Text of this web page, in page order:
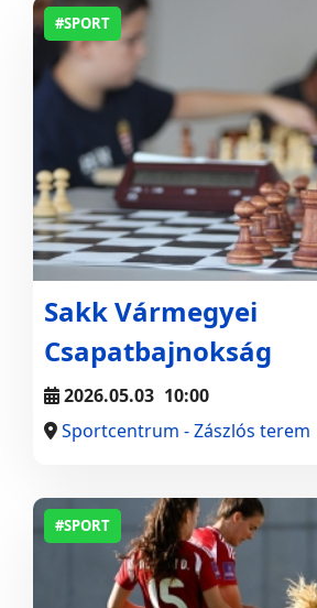
#SPORT
Sakk Vármegyei
Csapatbajnokság
2026.05.03 10:00
Sportcentrum - Zászlós terem
#SPORT